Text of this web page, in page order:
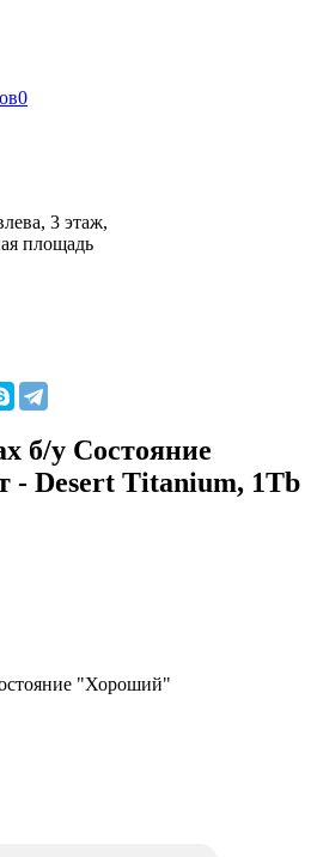
0
3 этаж,
площадь
б/у Состояние
Desert Titanium, 1Tb
"Хороший"